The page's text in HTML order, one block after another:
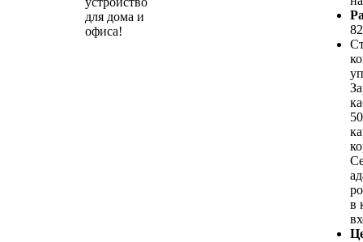
для дома и
офиса!
в